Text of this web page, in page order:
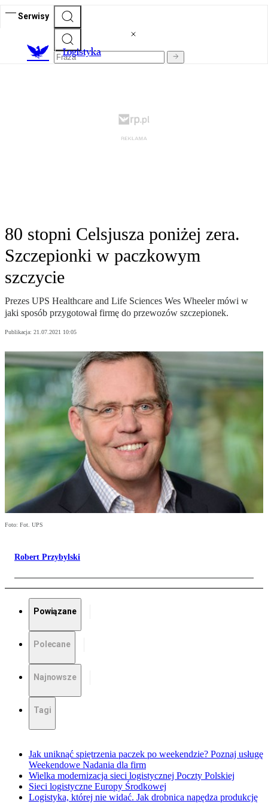
Serwisy
Logistyka
80 stopni Celsjusza poniżej zera.
Szczepionki w paczkowym
szczycie
Prezes UPS Healthcare and Life Sciences Wes Wheeler mówi w
jaki sposób przygotował firmę do przewozów szczepionek.
Publikacja: 21.07.2021 10:05
Foto: Fot. UPS
Robert Przybylski
Powiązane
Polecane
Najnowsze
Tagi
Jak uniknąć spiętrzenia paczek po weekendzie? Poznaj usługę
Weekendowe Nadania dla firm
Wielka modernizacja sieci logistycznej Poczty Polskiej
Sieci logistyczne Europy Środkowej
Logistyka, której nie widać. Jak drobnica napędza produkcję